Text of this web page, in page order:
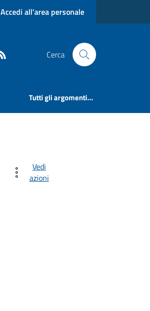
Accedi all'area personale
Cerca
Tutti gli argomenti...
Vedi
azioni